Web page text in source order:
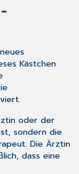
Kästchen
oder der
sondern die
Die Ärztin
dass eine